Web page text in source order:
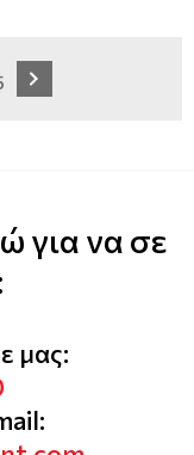
για να σε
μας: